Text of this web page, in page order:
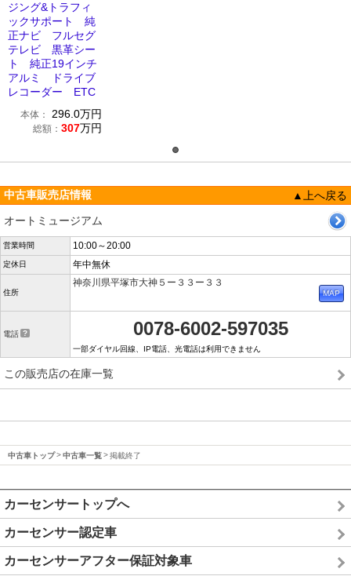
ジング&トラフィ
ックサポート 純
正ナビ フルセグ
テレビ 黒革シー
ト 純正19インチ
アルミ ドライブ
レコーダー ETC
本体： 296.0万円
総額： 307万円
中古車販売店情報
▲上へ戻る
オートミュージアム
営業時間 10:00～20:00
定休日 年中無休
住所
神奈川県平塚市大神５ー３３ー３３
電話 0078-6002-597035
一部ダイヤル回線、IP電話、光電話は利用できません
この販売店の在庫一覧
中古車トップ 中古車一覧 掲載終了
カーセンサートップへ
カーセンサー認定車
カーセンサーアフター保証対象車